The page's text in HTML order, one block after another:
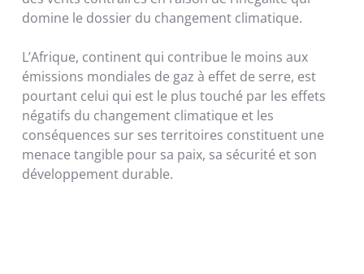
domine le dossier du changement climatique.
L’Afrique, continent qui contribue le moins aux
émissions mondiales de gaz à effet de serre, est
pourtant celui qui est le plus touché par les effets
négatifs du changement climatique et les
conséquences sur ses territoires constituent une
menace tangible pour sa paix, sa sécurité et son
développement durable.